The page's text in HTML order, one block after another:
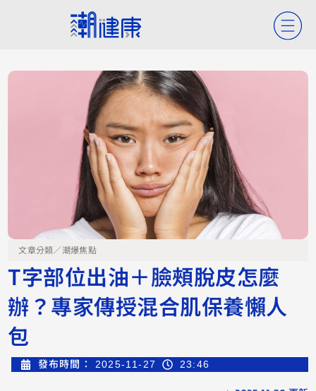
文章分類／潮爆焦點
T字部位出油＋臉頰脫皮怎麼
辦？專家傳授混合肌保養懶人
包
發布時間： 2025-11-27 23:46